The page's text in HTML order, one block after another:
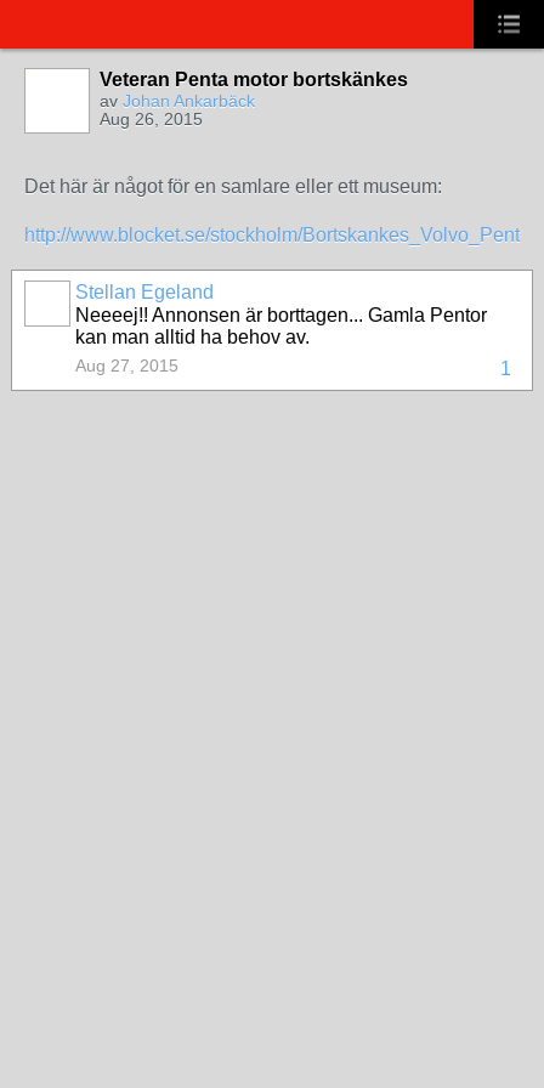
Veteran Penta motor bortskänkes
av Johan Ankarbäck
Aug 26, 2015
Det här är något för en samlare eller ett museum:
http://www.blocket.se/stockholm/
Stellan Egeland
Neeeej!! Annonsen är borttagen... Gamla Pentor
kan man alltid ha behov av.
1
Aug 27, 2015